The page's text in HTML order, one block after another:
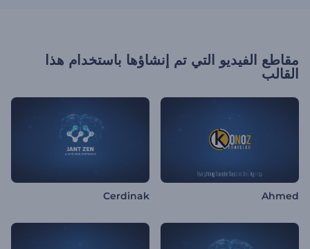
مقاطع الفيديو التي تم إنشاؤها باستخدام هذا
القالب
Ahmed
Cerdinak